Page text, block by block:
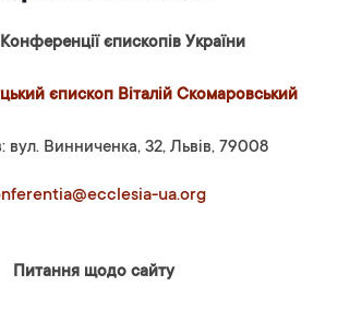
єпископів України
єпископ Віталій Скомаровський
вул. Винниченка, 32, Львів, 79008
ua.org
Питання щодо сайту